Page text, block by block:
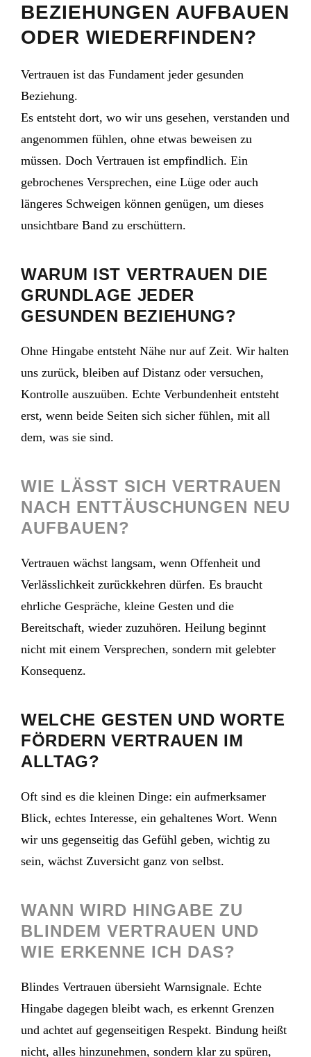
BEZIEHUNGEN AUFBAUEN
ODER WIEDERFINDEN?
Vertrauen ist das Fundament jeder gesunden
Beziehung.
Es entsteht dort, wo wir uns gesehen, verstanden und
angenommen fühlen, ohne etwas beweisen zu
müssen. Doch Vertrauen ist empfindlich. Ein
gebrochenes Versprechen, eine Lüge oder auch
längeres Schweigen können genügen, um dieses
unsichtbare Band zu erschüttern.
WARUM IST VERTRAUEN DIE
GRUNDLAGE JEDER
GESUNDEN BEZIEHUNG?
Ohne Hingabe entsteht Nähe nur auf Zeit. Wir halten
uns zurück, bleiben auf Distanz oder versuchen,
Kontrolle auszuüben. Echte Verbundenheit entsteht
erst, wenn beide Seiten sich sicher fühlen, mit all
dem, was sie sind.
WIE LÄSST SICH VERTRAUEN
NACH ENTTÄUSCHUNGEN NEU
AUFBAUEN?
Vertrauen wächst langsam, wenn Offenheit und
Verlässlichkeit zurückkehren dürfen. Es braucht
ehrliche Gespräche, kleine Gesten und die
Bereitschaft, wieder zuzuhören. Heilung beginnt
nicht mit einem Versprechen, sondern mit gelebter
Konsequenz.
WELCHE GESTEN UND WORTE
FÖRDERN VERTRAUEN IM
ALLTAG?
Oft sind es die kleinen Dinge: ein aufmerksamer
Blick, echtes Interesse, ein gehaltenes Wort. Wenn
wir uns gegenseitig das Gefühl geben, wichtig zu
sein, wächst Zuversicht ganz von selbst.
WANN WIRD HINGABE ZU
BLINDEM VERTRAUEN UND
WIE ERKENNE ICH DAS?
Blindes Vertrauen übersieht Warnsignale. Echte
Hingabe dagegen bleibt wach, es erkennt Grenzen
und achtet auf gegenseitigen Respekt. Bindung heißt
nicht, alles hinzunehmen, sondern klar zu spüren,